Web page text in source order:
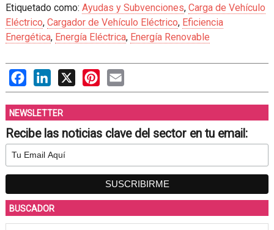
Etiquetado como: Ayudas y Subvenciones, Carga de Vehículo
Eléctrico, Cargador de Vehículo Eléctrico, Eficiencia
Energética, Energía Eléctrica, Energía Renovable
FacebookLinkedIn
X PinterestEmail
NEWSLETTER
Recibe las noticias clave del sector en tu email:
BUSCADOR